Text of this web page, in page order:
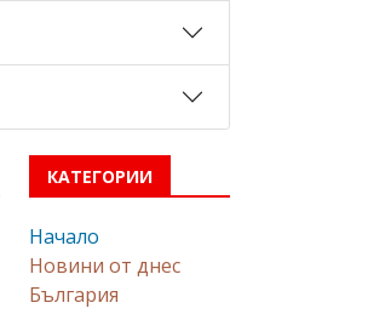
КАТЕГОРИИ
Начало
Новини от днес
България